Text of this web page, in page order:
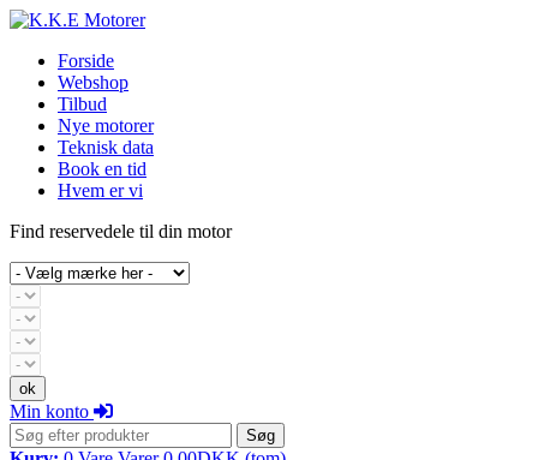
Forside
Webshop
Tilbud
Nye motorer
Teknisk data
Book en tid
Hvem er vi
Find reservedele til din motor
Min konto
Søg